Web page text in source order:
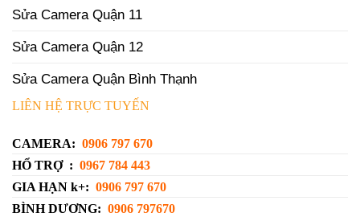
Sửa Camera Quận 11
Sửa Camera Quận 12
Sửa Camera Quận Bình Thạnh
LIÊN HỆ TRỰC TUYẾN
CAMERA: 0906 797 670
HỔ TRỢ : 0967 784 443
GIA HẠN k+: 0906 797 670
BÌNH DƯƠNG: 0906 797670